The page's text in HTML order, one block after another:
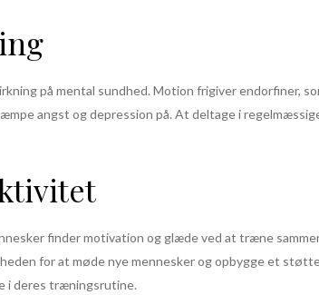
på mental sundhed. Motion frigiver endorfiner,
angst og depression på. At deltage i
finder motivation og glæde ved at træne
for at møde nye mennesker og opbygge et
i deres træningsrutine.